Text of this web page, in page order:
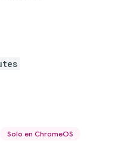
Solo en ChromeOS